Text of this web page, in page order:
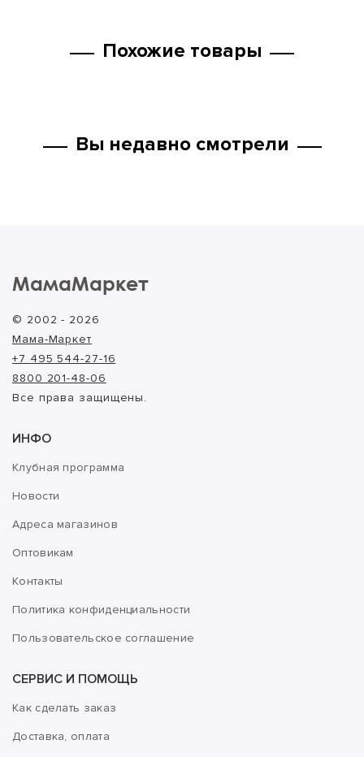
Похожие товары
Вы недавно смотрели
МамаМаркет
© 2002 - 2026
Мама-Маркет
+7 495 544-27-16
8800 201-48-06
Все права защищены.
ИНФО
Клубная программа
Новости
Адреса магазинов
Оптовикам
Контакты
Политика конфиденциальности
Пользовательское соглашение
СЕРВИС И ПОМОЩЬ
Как сделать заказ
Доставка, оплата